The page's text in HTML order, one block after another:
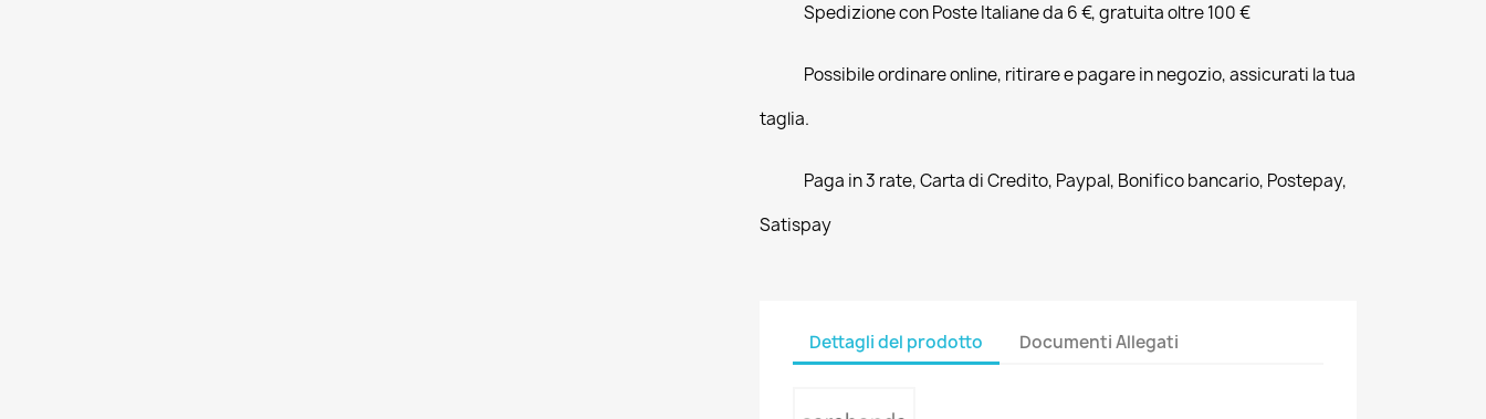
Spedizione con Poste Italiane da 6 €, gratuita oltre 100 €
Possibile ordinare online, ritirare e pagare in negozio, assicurati la tua
taglia.
Paga in 3 rate, Carta di Credito, Paypal, Bonifico bancario, Postepay,
Satispay
Dettagli del prodotto Documenti Allegati